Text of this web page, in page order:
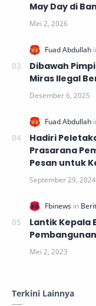
May Day di
Dibawah
Miras Ilegal
Hadiri
Prasarana
Pesan untuk
Lantik Kepala
Terkini Lainnya